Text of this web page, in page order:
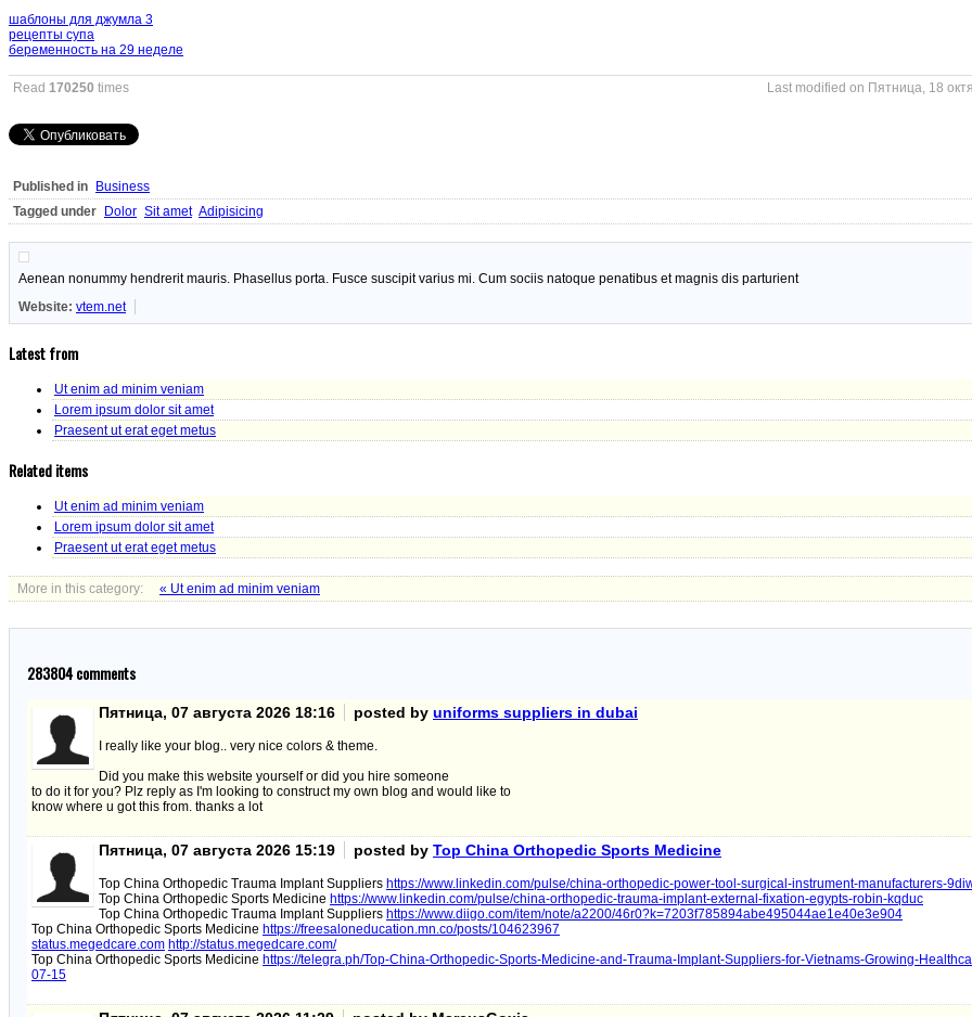
шаблоны для джумла 3
рецепты супа
беременность на 29 неделе
Read 170250 times Last modified on Пятница, 18
Published in
Business
Tagged under
Dolor Sit amet Adipisicing
Aenean nonummy hendrerit mauris. Phasellus porta. Fusce suscipit varius mi. Cum sociis natoque penatibus et magnis dis parturient
Website: vtem.net
Latest from
Ut enim ad minim veniam
Lorem ipsum dolor sit amet
Praesent ut erat eget metus
Related items
Ut enim ad minim veniam
Lorem ipsum dolor sit amet
Praesent ut erat eget metus
More in this category: « Ut enim ad minim veniam
283804comments
Пятница, 07 августа 2026 18:16 posted by uniforms suppliers in dubai
I really like your blog.. very nice colors & theme.
Did you make this website yourself or did you hire someone
to do it for you? Plz reply as I'm looking to construct my own blog and would like to
know where u got this from. thanks a lot
Пятница, 07 августа 2026 15:19 posted by Top China Orthopedic Sports Medicine
Top China Orthopedic Trauma Implant Suppliers https://www.linkedin.com/pulse/china-orthopedic-power-tool-surgical-instrument-manufacturers-
Top China Orthopedic Sports Medicine https://www.linkedin.com/pulse/china-orthopedic-trauma-implant-external-fixation-egypts-robin-kqduc
Top China Orthopedic Trauma Implant Suppliers https://www.diigo.com/item/note/a2200/46r0?k=7203f785894abe495044ae1e40e3e904
Top China Orthopedic Sports Medicine https://freesaloneducation.mn.co/posts/104623967
status.megedcare.com http://status.megedcare.com/
Top China Orthopedic Sports Medicine https://telegra.ph/Top-China-Orthopedic-Sports-Medicine-and-Trauma-Implant-Suppliers-for-Vietnams-Growing-
07-15